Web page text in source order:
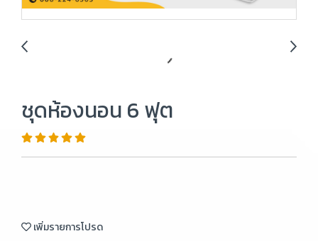
ชุดห้องนอน 6 ฟุต
เพิ่มรายการโปรด